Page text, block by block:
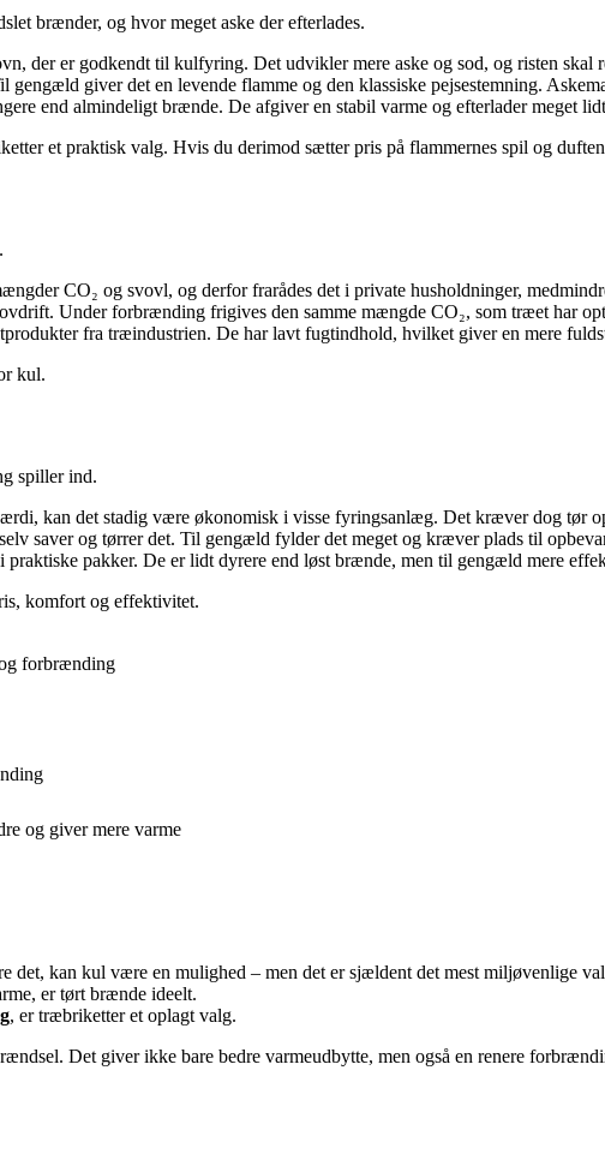
brænder, og hvor meget aske der efterlades.
der er godkendt til kulfyring. Det udvikler mere aske og sod, og risten skal
giver det en levende flamme og den klassiske pejsestemning.
end almindeligt brænde. De afgiver en stabil varme og efterlader meget
et praktisk valg. Hvis du derimod sætter pris på flammernes spil og
CO₂ og svovl, og derfor frarådes det i private husholdninger,
Under forbrænding frigives den samme mængde CO₂, som træet har
fra træindustrien. De har lavt fugtindhold, hvilket giver en mere
kul.
spiller ind.
kan det stadig være økonomisk i visse fyringsanlæg. Det kræver dog tør
saver og tørrer det. Til gengæld fylder det meget og kræver plads til
praktiske pakker. De er lidt dyrere end løst brænde, men til gengæld mere
komfort og effektivitet.
forbrænding
og giver mere varme
det, kan kul være en mulighed – men det er sjældent det mest miljøvenlige
er tørt brænde ideelt.
, er træbriketter et oplagt valg.
Det giver ikke bare bedre varmeudbytte, men også en renere